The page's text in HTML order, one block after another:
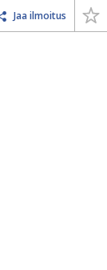
Jaa ilmoitus